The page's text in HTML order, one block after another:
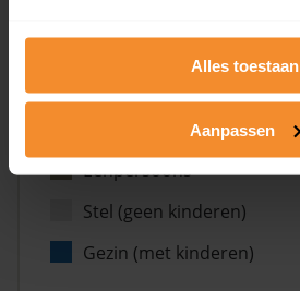
Alles toestaan
Aanpassen
Eénpersoons
Stel (geen kinderen)
Gezin (met kinderen)